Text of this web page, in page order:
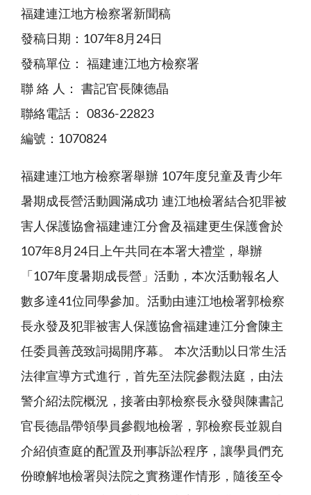
福建連江地方檢察署新聞稿
發稿日期：107年8月24日
發稿單位： 福建連江地方檢察署
聯 絡 人： 書記官長陳德晶
聯絡電話： 0836-22823
編號：1070824
福建連江地方檢察署舉辦 107年度兒童及青少年
暑期成長營活動圓滿成功 連江地檢署結合犯罪被
害人保護協會福建連江分會及福建更生保護會於
107年8月24日上午共同在本署大禮堂，舉辦
「107年度暑期成長營」活動，本次活動報名人
數多達41位同學參加。活動由連江地檢署郭檢察
長永發及犯罪被害人保護協會福建連江分會陳主
任委員善茂致詞揭開序幕。 本次活動以日常生活
法律宣導方式進行，首先至法院參觀法庭，由法
警介紹法院概況，接著由郭檢察長永發與陳書記
官長德晶帶領學員參觀地檢署，郭檢察長並親自
介紹偵查庭的配置及刑事訴訟程序，讓學員們充
份瞭解地檢署與法院之實務運作情形，隨後至令